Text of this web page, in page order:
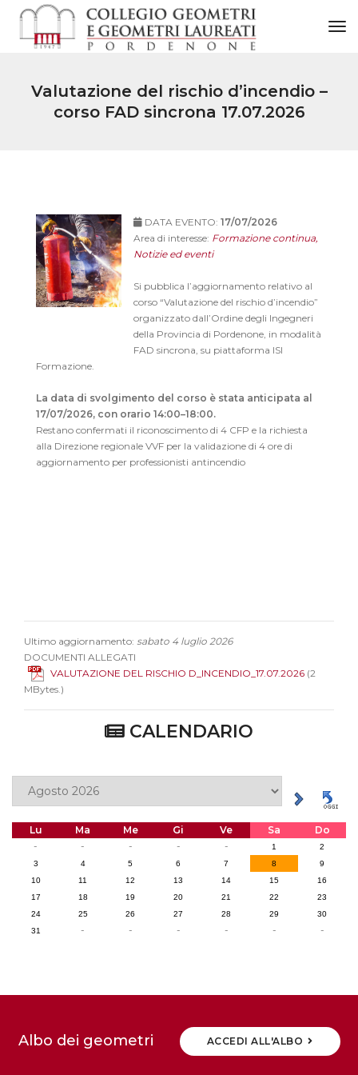
Valutazione del rischio d’incendio –
corso FAD sincrona 17.07.2026
DATA EVENTO:17/07/2026
Area di interesse: Formazione continua,
Notizie ed eventi
Si pubblica l’aggiornamento relativo al
corso “Valutazione del rischio d’incendio”
organizzato dall’Ordine degli Ingegneri
della Provincia di Pordenone, in modalità
FAD sincrona, su piattaforma ISI
Formazione.
La data di svolgimento del corso è stata anticipata al
17/07/2026, con orario 14:00–18:00.
Restano confermati il riconoscimento di 4 CFP e la richiesta
alla Direzione regionale VVF per la validazione di 4 ore di
aggiornamento per professionisti antincendio
Ultimo aggiornamento: sabato 4 luglio 2026
DOCUMENTI ALLEGATI
VALUTAZIONE DEL RISCHIO D_INCENDIO_17.07.2026 (2
MBytes.)
CALENDARIO
Lu Ma Me Gi Ve Sa
Do
-
- - - - 1
2
3
4 5 6 7 8
9
10
11 12 13 14 15
16
17
18 19 20 21 22
23
24
25 26 27 28 29
30
31
- - - - - -
Albo dei geometri ACCEDI ALL'ALBO